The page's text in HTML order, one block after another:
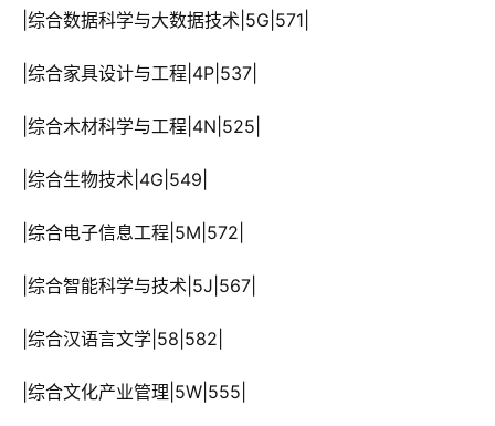
|综合数据科学与大数据技术|5G|571|
|综合家具设计与工程|4P|537|
|综合木材科学与工程|4N|525|
|综合生物技术|4G|549|
|综合电子信息工程|5M|572|
|综合智能科学与技术|5J|567|
|综合汉语言文学|58|582|
|综合文化产业管理|5W|555|